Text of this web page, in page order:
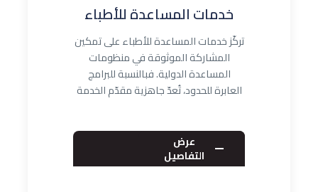
خدمات المساعدة للأطباء
تركّز خدمات المساعدة للأطباء على تمكين
المشاركة الموثوقة في منظومات
المساعدة الدولية. فبالنسبة للبرامج
العابرة للحدود، تُعدّ جاهزية مقدّم الخدمة
عرض
التفاصيل